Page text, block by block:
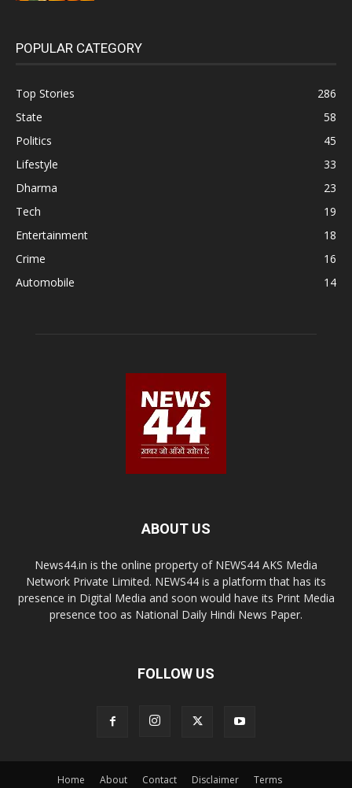
POPULAR CATEGORY
Top Stories
286
State
58
Politics
45
Lifestyle
33
Dharma
23
Tech
19
Entertainment
18
Crime
16
Automobile
14
ABOUT US
News44.in is the online property of NEWS44 AKS Media
Network Private Limited. NEWS44 is a platform that has its
presence in Digital Media and soon would have its Print Media
presence too as National Daily Hindi News Paper.
FOLLOW US
Home About Contact Disclaimer Terms